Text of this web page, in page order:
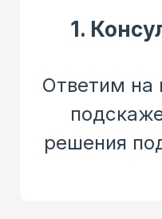
Ответим на
решения
1.